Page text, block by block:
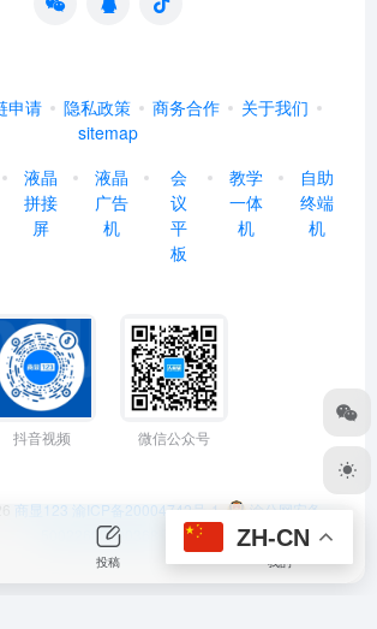
申请 隐私政策 商务合作
关于我们
sitemap
液晶
拼接
屏
液晶
广告
机
会
议
平
板
教学
一体
机
自助
终端
机
抖音视频 微信公众号
商显123 渝ICP备20004742号-1
渝公网安备
50022602000368号
ZH-CN
投稿 我的